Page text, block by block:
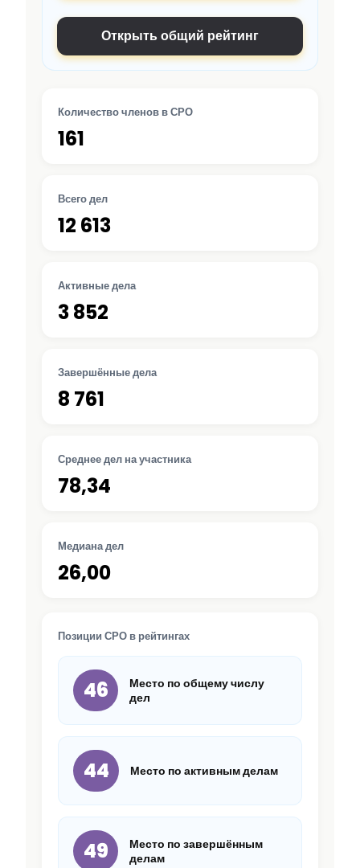
Открыть общий рейтинг
Количество членов в СРО
161
Всего дел
12 613
Активные дела
3 852
Завершённые дела
8 761
Среднее дел на участника
78,34
Медиана дел
26,00
Позиции СРО в рейтингах
46
Место по общему числу
дел
44 Место по активным делам
49
Место по завершённым
делам